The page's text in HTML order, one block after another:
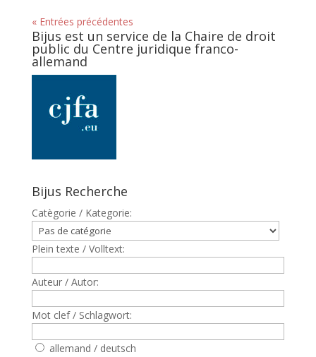
« Entrées précédentes
Bijus est un service de la Chaire de droit
public du Centre juridique franco-
allemand
Bijus Recherche
Catègorie / Kategorie:
Plein texte / Volltext:
Auteur / Autor:
Mot clef / Schlagwort:
allemand / deutsch